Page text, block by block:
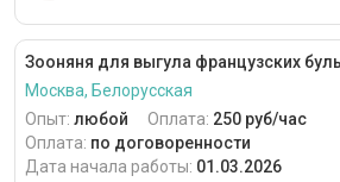
Зооняня для выгула французских
Москва, Белорусская
Опыт: любой Оплата: 250 руб/час
Оплата: по договоренности
Дата начала работы: 01.03.2026